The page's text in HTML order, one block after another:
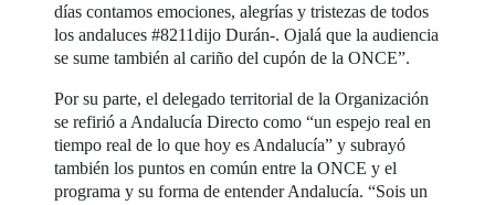
días contamos emociones, alegrías y tristezas de todos
los andaluces #8211dijo Durán-. Ojalá que la audiencia
se sume también al cariño del cupón de la ONCE”.
Por su parte, el delegado territorial de la Organización
se refirió a Andalucía Directo como “un espejo real en
tiempo real de lo que hoy es Andalucía” y subrayó
también los puntos en común entre la ONCE y el
programa y su forma de entender Andalucía. “Sois un